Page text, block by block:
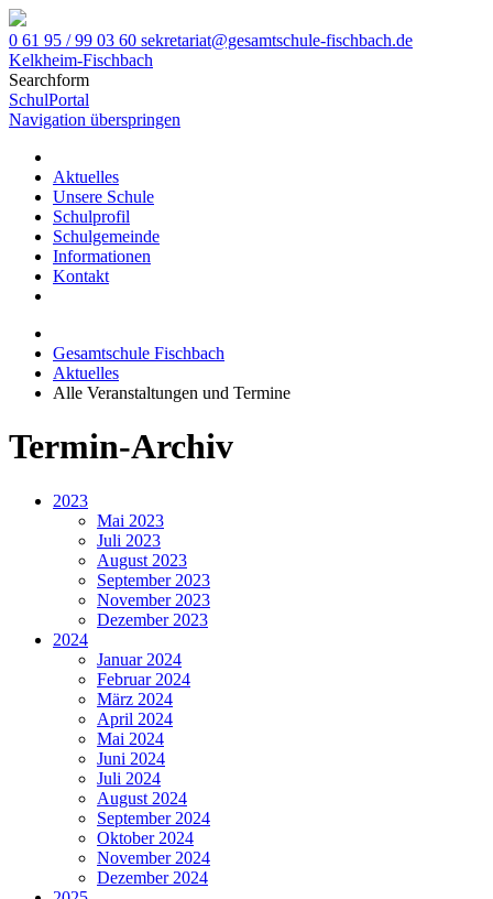
0 61 95 / 99 03 60 sekretariat@gesamtschule-fischbach.de
Kelkheim-Fischbach
Searchform
SchulPortal
Navigation überspringen
Aktuelles
Unsere Schule
Schulprofil
Schulgemeinde
Informationen
Kontakt
Gesamtschule Fischbach
Aktuelles
Alle Veranstaltungen und Termine
Termin-Archiv
2023
Mai 2023
Juli 2023
August 2023
September 2023
November 2023
Dezember 2023
2024
Januar 2024
Februar 2024
März 2024
April 2024
Mai 2024
Juni 2024
Juli 2024
August 2024
September 2024
Oktober 2024
November 2024
Dezember 2024